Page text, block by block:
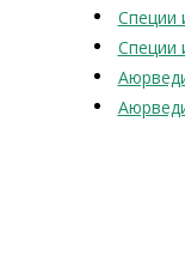
Специи
Специи